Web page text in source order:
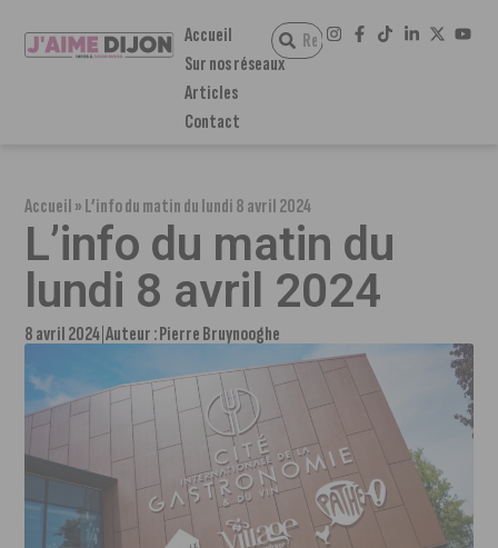
Accueil
Sur nos réseaux
Articles
Contact
Accueil»L’info du matin du lundi 8 avril 2024
L’info du matin du
lundi 8 avril 2024
8 avril 2024 Auteur :Pierre Bruynooghe